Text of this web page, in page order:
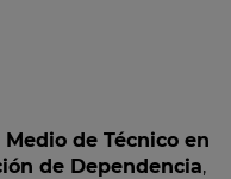
Medio de Técnico en
de Dependencia,